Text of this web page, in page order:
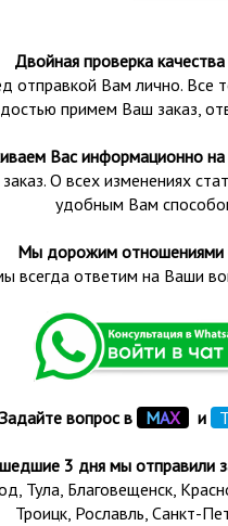
Двойная проверка
отправкой Вам лично. Все
примем Ваш заказ,
Вас информационно на
О всех изменениях
удобным Вам
Мы дорожим отношениями
всегда ответим на Ваши
Задайте вопрос в МАХ и
3 дня мы отправили
Тула, Благовещенск,
Троицк, Рославль, Санкт-